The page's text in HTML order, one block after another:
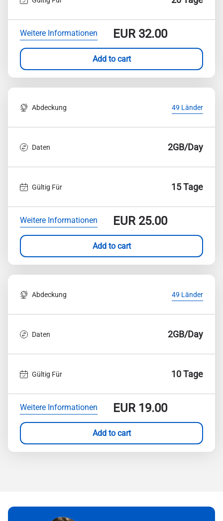
Weitere Informationen EUR32.00
Add to cart
Abdeckung 49 Länder
Daten 2GB/Day
Gültig Für 15 Tage
Weitere Informationen EUR25.00
Add to cart
Abdeckung 49 Länder
Daten 2GB/Day
Gültig Für 10 Tage
Weitere Informationen EUR19.00
Add to cart